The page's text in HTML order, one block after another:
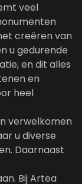
veel
creëren van
u gedurende
en dit alles
en
heel
verwelkomen
u diverse
Daarnaast
Bij Artea